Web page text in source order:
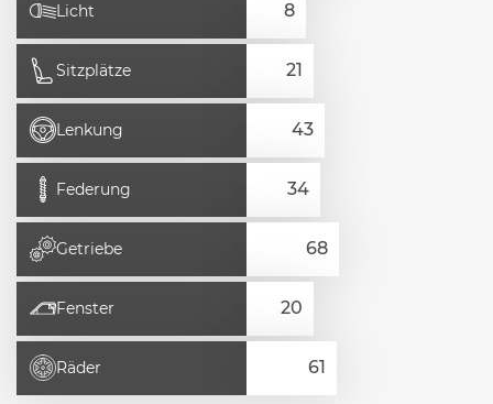
Licht
Sitzplätze
Lenkung
Federung
Getriebe
Fenster
Räder